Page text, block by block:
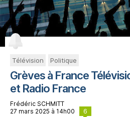
Télévision Politique
Grèves à France
et Radio France
Frédéric SCHMITT
27 mars 2025 à 14h00
6